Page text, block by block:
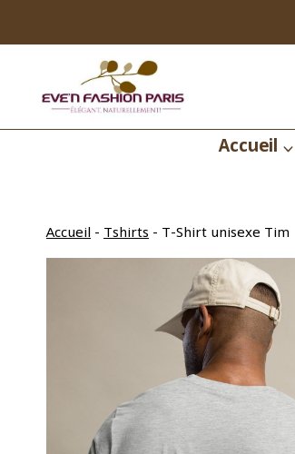
au
Accueil
Accueil - Tshirts - T-Shirt unisexe Tim